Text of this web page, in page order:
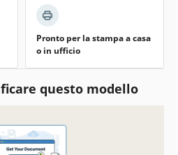
Pronto per la stampa a casa
o in ufficio
questo modello